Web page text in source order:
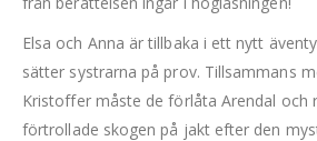
Elsa och Anna är tillbaka i ett nytt
sätter systrarna på prov. Tillsammans
Kristoffer måste de förlåta Arendal och
förtrollade skogen på jakt efter den